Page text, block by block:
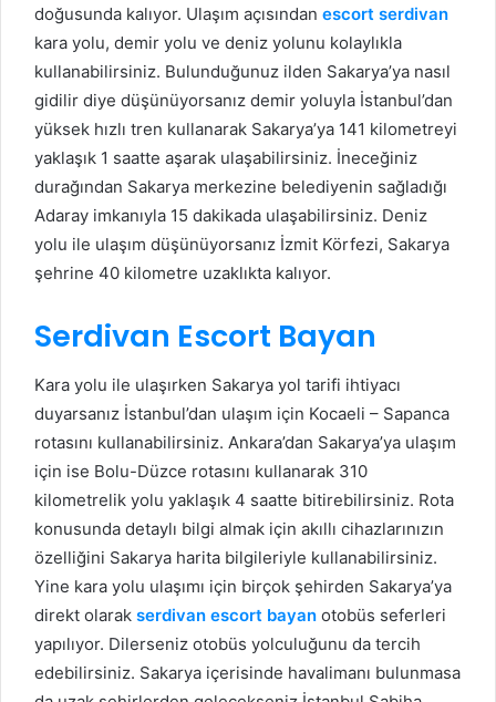
doğusunda kalıyor. Ulaşım açısından escort serdivan
kara yolu, demir yolu ve deniz yolunu kolaylıkla
kullanabilirsiniz. Bulunduğunuz ilden Sakarya’ya nasıl
gidilir diye düşünüyorsanız demir yoluyla İstanbul’dan
yüksek hızlı tren kullanarak Sakarya’ya 141 kilometreyi
yaklaşık 1 saatte aşarak ulaşabilirsiniz. İneceğiniz
durağından Sakarya merkezine belediyenin sağladığı
Adaray imkanıyla 15 dakikada ulaşabilirsiniz. Deniz
yolu ile ulaşım düşünüyorsanız İzmit Körfezi, Sakarya
şehrine 40 kilometre uzaklıkta kalıyor.
Serdivan Escort Bayan
Kara yolu ile ulaşırken Sakarya yol tarifi ihtiyacı
duyarsanız İstanbul’dan ulaşım için Kocaeli – Sapanca
rotasını kullanabilirsiniz. Ankara’dan Sakarya’ya ulaşım
için ise Bolu-Düzce rotasını kullanarak 310
kilometrelik yolu yaklaşık 4 saatte bitirebilirsiniz. Rota
konusunda detaylı bilgi almak için akıllı cihazlarınızın
özelliğini Sakarya harita bilgileriyle kullanabilirsiniz.
Yine kara yolu ulaşımı için birçok şehirden Sakarya’ya
direkt olarak serdivan escort bayan otobüs seferleri
yapılıyor. Dilerseniz otobüs yolculuğunu da tercih
edebilirsiniz. Sakarya içerisinde havalimanı bulunmasa